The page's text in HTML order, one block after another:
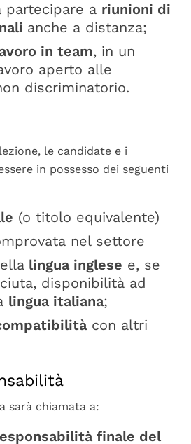
partecipare a riunioni di
anche a distanza;
in team, in un
aperto alle
discriminatorio.
le candidate e i
in possesso dei seguenti
(o titolo equivalente)
nel settore
lingua inglese e, se
disponibilità ad
lingua italiana;
con altri
sarà chiamata a:
finale del